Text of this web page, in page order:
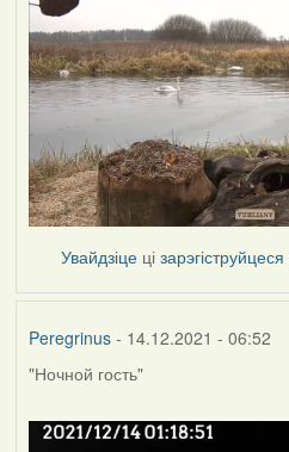
Увайдзіце цізарэгіструйцеся
Peregrinus- 14.12.2021 - 06:52
"Ночной гость"